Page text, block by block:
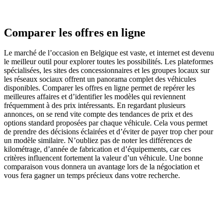
Comparer les offres en ligne
Le marché de l’occasion en Belgique est vaste, et internet est devenu
le meilleur outil pour explorer toutes les possibilités. Les plateformes
spécialisées, les sites des concessionnaires et les groupes locaux sur
les réseaux sociaux offrent un panorama complet des véhicules
disponibles. Comparer les offres en ligne permet de repérer les
meilleures affaires et d’identifier les modèles qui reviennent
fréquemment à des prix intéressants. En regardant plusieurs
annonces, on se rend vite compte des tendances de prix et des
options standard proposées par chaque véhicule. Cela vous permet
de prendre des décisions éclairées et d’éviter de payer trop cher pour
un modèle similaire. N’oubliez pas de noter les différences de
kilométrage, d’année de fabrication et d’équipements, car ces
critères influencent fortement la valeur d’un véhicule. Une bonne
comparaison vous donnera un avantage lors de la négociation et
vous fera gagner un temps précieux dans votre recherche.